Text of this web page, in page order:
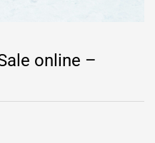
online –